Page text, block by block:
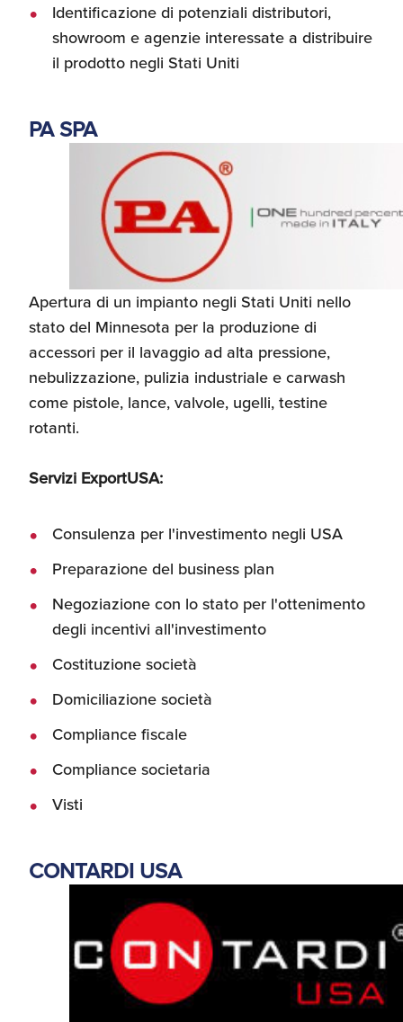
Identificazione di potenziali distributori,
showroom e agenzie interessate a distribuire
il prodotto negli Stati Uniti
PA SPA
Apertura di un impianto negli Stati Uniti nello
stato del Minnesota per la produzione di
accessori per il lavaggio ad alta pressione,
nebulizzazione, pulizia industriale e carwash
come pistole, lance, valvole, ugelli, testine
rotanti.
Servizi ExportUSA:
Consulenza per l'investimento negli USA
Preparazione del business plan
Negoziazione con lo stato per l'ottenimento
degli incentivi all'investimento
Costituzione società
Domiciliazione società
Compliance fiscale
Compliance societaria
Visti
CONTARDI USA